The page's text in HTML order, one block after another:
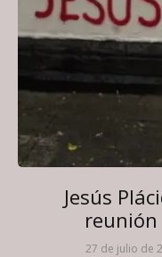
Jesús
reunión
27 de julio de